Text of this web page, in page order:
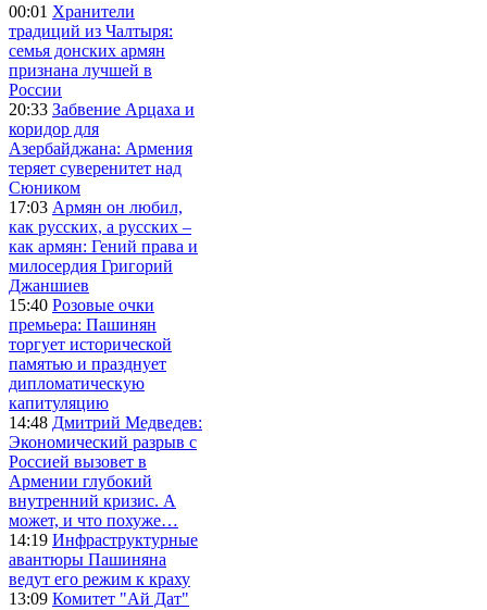
00:01 Хранители
традиций из Чалтыря:
семья донских армян
признана лучшей в
России
20:33 Забвение Арцаха и
коридор для
Азербайджана: Армения
теряет суверенитет над
Сюником
17:03 Армян он любил,
как русских, а русских –
как армян: Гений права и
милосердия Григорий
Джаншиев
15:40 Розовые очки
премьера: Пашинян
торгует исторической
памятью и празднует
дипломатическую
капитуляцию
14:48 Дмитрий Медведев:
Экономический разрыв с
Россией вызовет в
Армении глубокий
внутренний кризис. А
может, и что похуже…
14:19 Инфраструктурные
авантюры Пашиняна
ведут его режим к краху
13:09 Комитет "Ай Дат"